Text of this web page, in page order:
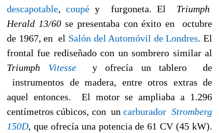
descapotable,coupé y furgoneta. El Triumph
Herald 13/60se presentaba con éxito en octubre
de 1967, en el Salón del Automóvil de Londres. El
frontal fue rediseñado con un sombrero similar al
Triumph
Vitesse
y ofrecía un tablero de
instrumentos de madera, entre otros extras de
aquel entonces. El motor se ampliaba a 1.296
centímetros cúbicos, con uncarburadorStromberg
150D, que ofrecía una potencia de 61 CV (45 kW).